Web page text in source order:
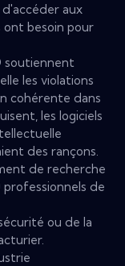
aux
besoin pour
soutiennent
les violations
cohérente dans
les logiciels
des rançons.
de recherche
de
ou de la